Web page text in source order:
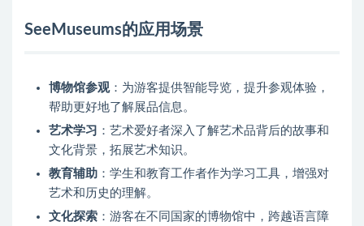
SeeMuseums的应用场景
博物馆参观：为游客提供智能导览，提升参观体验，
帮助更好地了解展品信息。
艺术学习 ：艺术爱好者深入了解艺术品背后的故事和
文化背景，拓展艺术知识。
教育辅助 ：学生和教育工作者作为学习工具，增强对
艺术和历史的理解。
文化探索 ：游客在不同国家的博物馆中，跨越语言障